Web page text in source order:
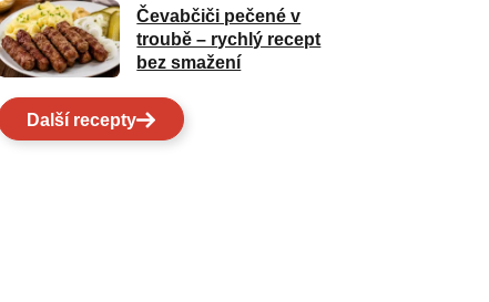
Čevabčiči pečené v
troubě – rychlý recept
bez smažení
Další recepty